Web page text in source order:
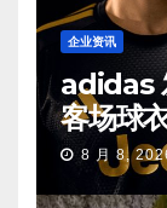
企业资讯
adidas
客场球
8 月 8,